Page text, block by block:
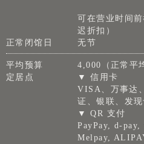
可在营业时间
迟折扣）
正常闭馆日
无节
平均预算
4,000（正常平
定居点
▼ 信用卡
VISA、万事达
证、银联、发现
▼ QR 支付
PayPay, d-pay,
Melpay,